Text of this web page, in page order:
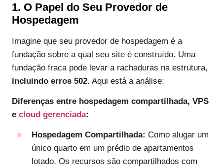
1. O Papel do Seu Provedor de
Hospedagem
Imagine que seu provedor de hospedagem é a
fundação sobre a qual seu site é construído. Uma
fundação fraca pode levar a rachaduras na estrutura,
incluindo erros 502. Aqui está a análise:
Diferenças entre hospedagem compartilhada, VPS
e cloud gerenciada:
Hospedagem Compartilhada: Como alugar um
único quarto em um prédio de apartamentos
lotado. Os recursos são compartilhados com